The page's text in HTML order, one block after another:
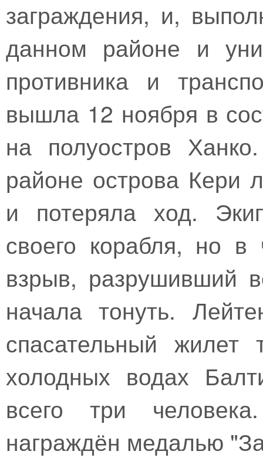
заграждения, и,
данном районе и
противника и
вышла 12 ноября в
на полуостров
районе острова Кери
и потеряла ход.
своего корабля, но в
взрыв, разрушивший
начала тонуть.
спасательный
холодных водах
всего три
награждён медалью